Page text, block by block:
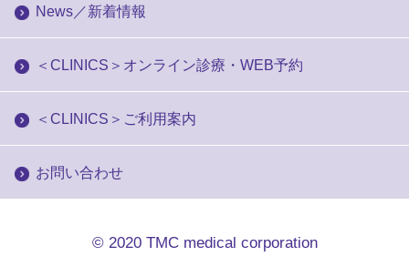
News／新着情報
＜CLINICS＞オンライン診療・WEB予約
＜CLINICS＞ご利用案内
お問い合わせ
© 2020 TMC medical corporation